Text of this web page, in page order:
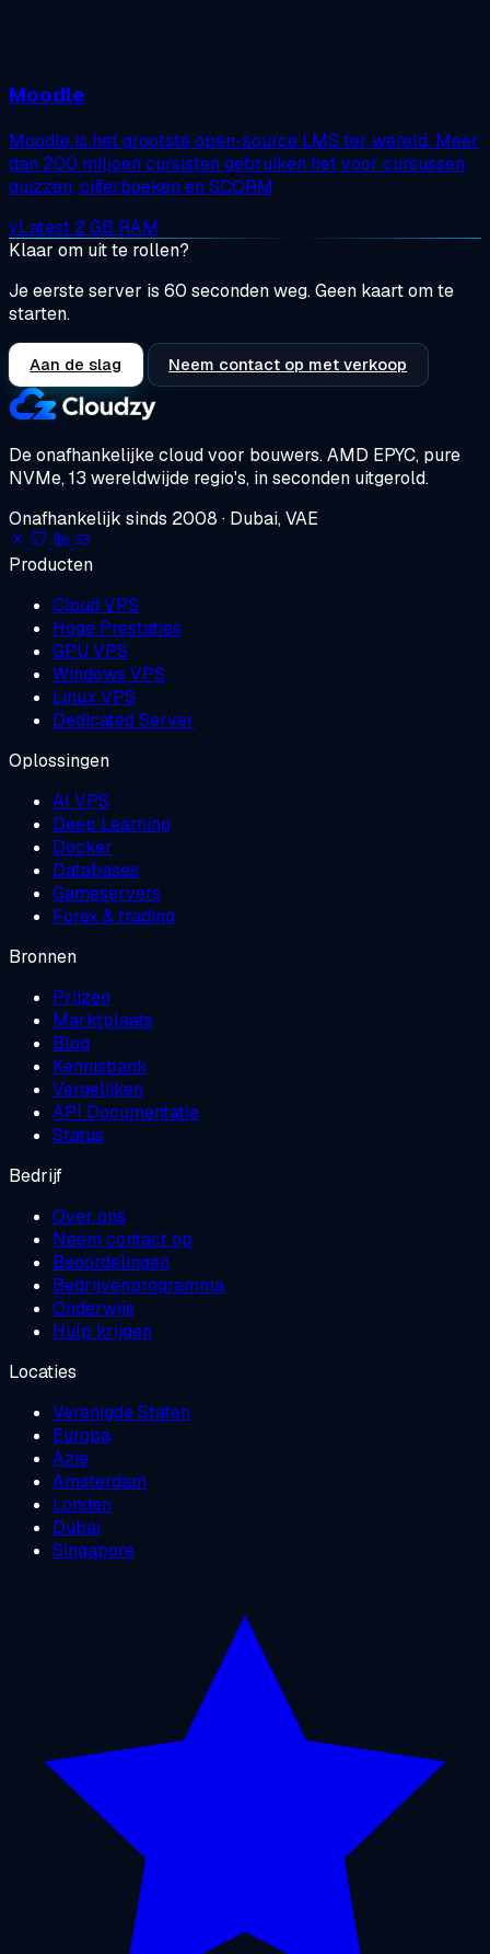
Moodle
Moodle is het grootste open-source LMS ter wereld. Meer
dan 200 miljoen cursisten gebruiken het voor cursussen,
quizzen, cijferboeken en SCORM
vLatest 2 GB RAM
Klaar om uit te rollen?
Je eerste server is 60 seconden weg. Geen kaart om te
starten.
Aan de slag Neem contact op met verkoop
De onafhankelijke cloud voor bouwers.AMD EPYC, pure
NVMe, 13 wereldwijde regio's, in seconden uitgerold.
Onafhankelijk sinds 2008 · Dubai, VAE
Producten
Cloud VPS
Hoge Prestaties
GPU VPS
Windows VPS
Linux VPS
Dedicated Server
Oplossingen
AI VPS
Deep Learning
Docker
Databases
Gameservers
Forex & trading
Bronnen
Prijzen
Marktplaats
Blog
Kennisbank
Vergelijken
API Documentatie
Status
Bedrijf
Over ons
Neem contact op
Beoordelingen
Bedrijvenprogramma
Onderwijs
Hulp krijgen
Locaties
Verenigde Staten
Europa
Azië
Amsterdam
Londen
Dubai
Singapore